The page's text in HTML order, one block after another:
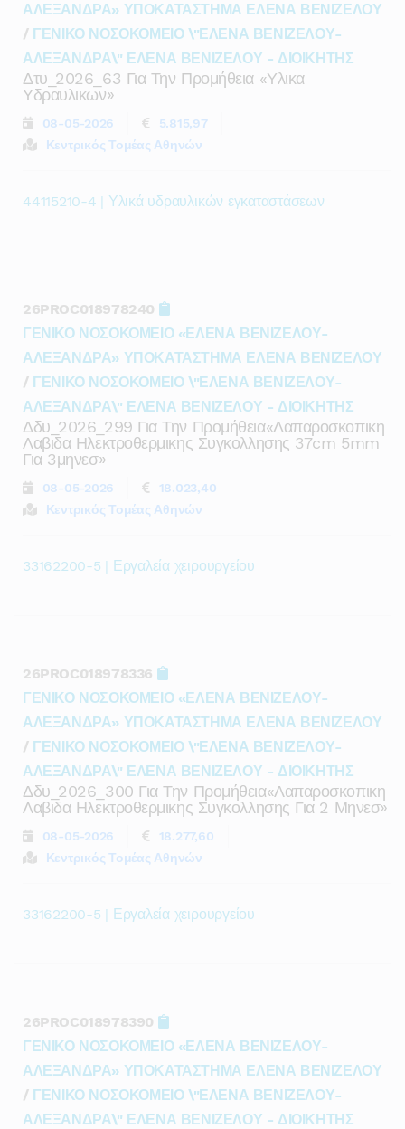
ΑΛΕΞΑΝΔΡΑ» ΥΠΟΚΑΤΑΣΤΗΜΑ ΕΛΕΝΑ ΒΕΝΙΖΕΛΟΥ
/ ΓΕΝΙΚΟ ΝΟΣΟΚΟΜΕΙΟ \"ΕΛΕΝΑ ΒΕΝΙΖΕΛΟΥ-
ΑΛΕΞΑΝΔΡΑ\" ΕΛΕΝΑ ΒΕΝΙΖΕΛΟΥ - ΔΙΟΙΚΗΤΗΣ
Δτυ_2026_63 Για Την Προμήθεια «υλικα
Υδραυλικων»
08-05-2026
5.815,97
Κεντρικός Τομέας Αθηνών
44115210-4 | Υλικά υδραυλικών εγκαταστάσεων
26PROC018978240
ΓΕΝΙΚΟ ΝΟΣΟΚΟΜΕΙΟ «ΕΛΕΝΑ ΒΕΝΙΖΕΛΟΥ-
ΑΛΕΞΑΝΔΡΑ» ΥΠΟΚΑΤΑΣΤΗΜΑ ΕΛΕΝΑ ΒΕΝΙΖΕΛΟΥ
/ ΓΕΝΙΚΟ ΝΟΣΟΚΟΜΕΙΟ \"ΕΛΕΝΑ ΒΕΝΙΖΕΛΟΥ-
ΑΛΕΞΑΝΔΡΑ\" ΕΛΕΝΑ ΒΕΝΙΖΕΛΟΥ - ΔΙΟΙΚΗΤΗΣ
Δδυ_2026_299 Για Την Προμήθεια«λαπαροσκοπικη
Λαβιδα Ηλεκτροθερμικης Συγκολλησης 37cm 5mm
Για 3μηνεσ»
08-05-2026
18.023,40
Κεντρικός Τομέας Αθηνών
33162200-5 | Εργαλεία χειρουργείου
26PROC018978336
ΓΕΝΙΚΟ ΝΟΣΟΚΟΜΕΙΟ «ΕΛΕΝΑ ΒΕΝΙΖΕΛΟΥ-
ΑΛΕΞΑΝΔΡΑ» ΥΠΟΚΑΤΑΣΤΗΜΑ ΕΛΕΝΑ ΒΕΝΙΖΕΛΟΥ
/ ΓΕΝΙΚΟ ΝΟΣΟΚΟΜΕΙΟ \"ΕΛΕΝΑ ΒΕΝΙΖΕΛΟΥ-
ΑΛΕΞΑΝΔΡΑ\" ΕΛΕΝΑ ΒΕΝΙΖΕΛΟΥ - ΔΙΟΙΚΗΤΗΣ
Δδυ_2026_300 Για Την Προμήθεια«λαπαροσκοπικη
Λαβιδα Ηλεκτροθερμικης Συγκολλησης Για 2 Μηνεσ»
08-05-2026
18.277,60
Κεντρικός Τομέας Αθηνών
33162200-5 | Εργαλεία χειρουργείου
26PROC018978390
ΓΕΝΙΚΟ ΝΟΣΟΚΟΜΕΙΟ «ΕΛΕΝΑ ΒΕΝΙΖΕΛΟΥ-
ΑΛΕΞΑΝΔΡΑ» ΥΠΟΚΑΤΑΣΤΗΜΑ ΕΛΕΝΑ ΒΕΝΙΖΕΛΟΥ
/ ΓΕΝΙΚΟ ΝΟΣΟΚΟΜΕΙΟ \"ΕΛΕΝΑ ΒΕΝΙΖΕΛΟΥ-
ΑΛΕΞΑΝΔΡΑ\" ΕΛΕΝΑ ΒΕΝΙΖΕΛΟΥ - ΔΙΟΙΚΗΤΗΣ